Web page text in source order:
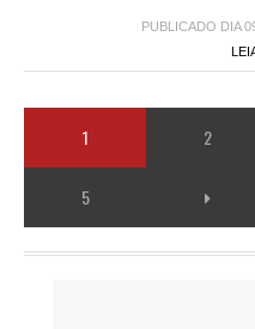
PUBLICADO DIA
1 2
5